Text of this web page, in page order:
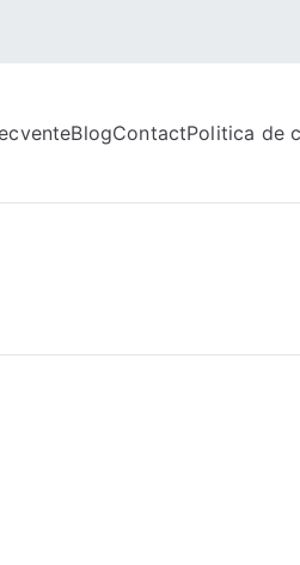
BlogContactPolitica de